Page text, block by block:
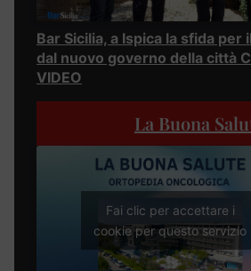
Bar Sicilia, a Ispica la sfida per
dal nuovo governo della città
VIDEO
La Buona
Fai clic per accettare i
cookie per questo servizio